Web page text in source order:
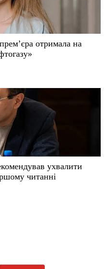
отримала на
ухвалити
читанні